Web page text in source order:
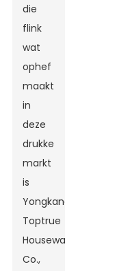
die
flink
wat
ophef
maakt
in
deze
drukke
markt
is
Yongkang
Toptrue
Houseware
Co.,